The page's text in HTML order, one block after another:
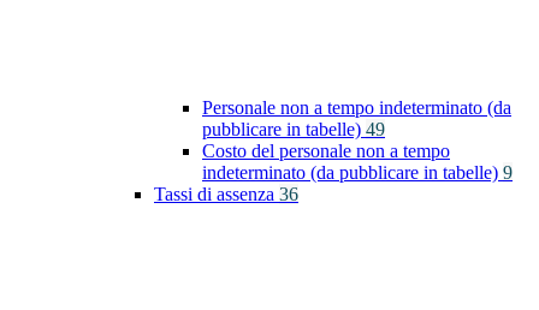
Personale non a tempo indeterminato (da
pubblicare in tabelle) 49
Costo del personale non a tempo
indeterminato (da pubblicare in tabelle) 9
Tassi di assenza 36